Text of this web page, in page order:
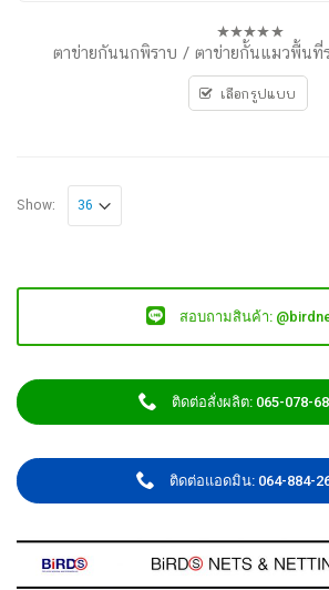
0
5
ตาข่ายกันนกพิราบ / ตาข่ายกั้นแมวพื้นที่ร
เลือกรูปแบบ
Show:
สอบถามสินค้า:
ติดต่อสั่งผลิต: 065-078-
ติดต่อแอดมิน: 064-884-